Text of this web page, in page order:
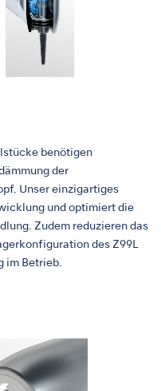
benötigen
der
Unser einzigartiges
und optimiert die
Zudem reduzieren das
des Z99L
im Betrieb.